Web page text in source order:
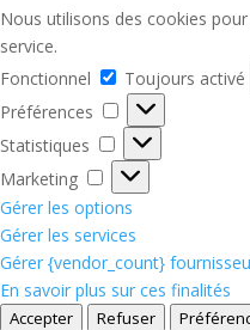
Nous utilisons des cookies
service.
Fonctionnel
Fonctionnel
Toujours activé
Préférences
Préférences
Statistiques
Statistiques
Marketing
Marketing
Gérer les options
Gérer les services
Gérer {vendor_count}
En savoir plus sur ces finalités
Accepter Refuser